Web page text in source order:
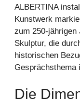
ALBERTINA
Kunstwerk
zum 250-
Skulptur, die
historischen
Gesprächsthema
Die